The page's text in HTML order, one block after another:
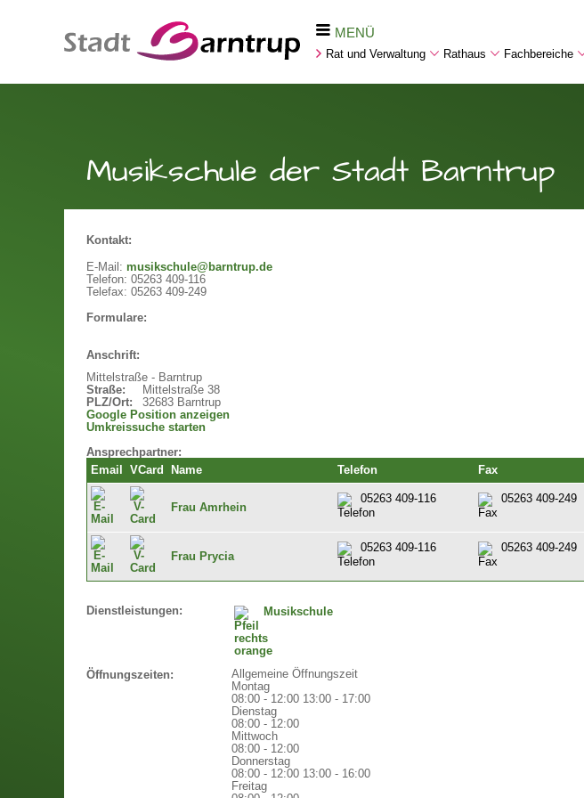
MENÜ
Rat und Verwaltung Rathaus Fachbereiche
Musikschule der Stadt Barntrup
Kontakt:
E-Mail: musikschule@barntrup.de
Telefon: 05263 409-116
Telefax: 05263 409-249
Formulare:
Anschrift:
Mittelstraße - Barntrup
Straße:
Mittelstraße 38
PLZ/Ort:
32683 Barntrup
Google Position anzeigen
Umkreissuche starten
Ansprechpartner:
Email
VCard Name Telefon Fax
Frau Amrhein
05263 409-116 05263 409-249
Frau Prycia
05263 409-116 05263 409-249
Dienstleistungen: Musikschule
Öffnungszeiten:
Allgemeine Öffnungszeit
Montag
08:00 - 12:00 13:00 - 17:00
Dienstag
08:00 - 12:00
Mittwoch
08:00 - 12:00
Donnerstag
08:00 - 12:00 13:00 - 16:00
Freitag